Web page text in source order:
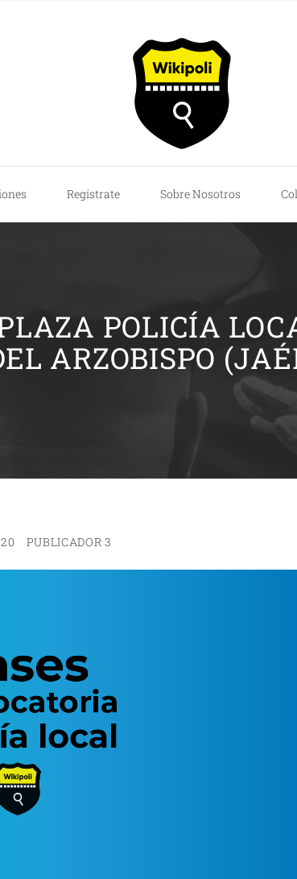
Regístrate Sobre Nosotros
POLICÍA
ARZOBISPO
PUBLICADOR 3